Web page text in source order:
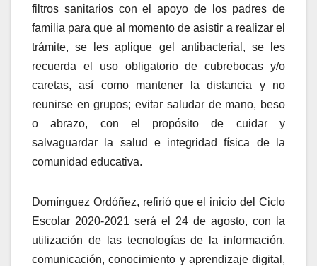
filtros sanitarios con el apoyo de los padres de
familia para que al momento de asistir a realizar el
trámite, se les aplique gel antibacterial, se les
recuerda el uso obligatorio de cubrebocas y/o
caretas, así como mantener la distancia y no
reunirse en grupos; evitar saludar de mano, beso
o abrazo, con el propósito de cuidar y
salvaguardar la salud e integridad física de la
comunidad educativa.
Domínguez Ordóñez, refirió que el inicio del Ciclo
Escolar 2020-2021 será el 24 de agosto, con la
utilización de las tecnologías de la información,
comunicación, conocimiento y aprendizaje digital,